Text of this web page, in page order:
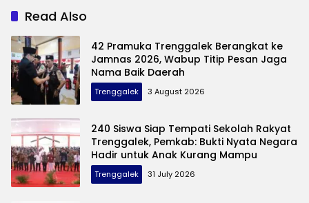
Pelaku Pembuangan
Read Also
42 Pramuka Trenggalek Berangkat ke
Jamnas 2026, Wabup Titip Pesan Jaga
Nama Baik Daerah
Trenggalek 3 August 2026
240 Siswa Siap Tempati Sekolah Rakyat
Trenggalek, Pemkab: Bukti Nyata Negara
Hadir untuk Anak Kurang Mampu
Trenggalek 31 July 2026